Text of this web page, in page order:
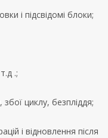
і підсвідомі блоки;
.;
циклу, безпліддя;
і відновлення після